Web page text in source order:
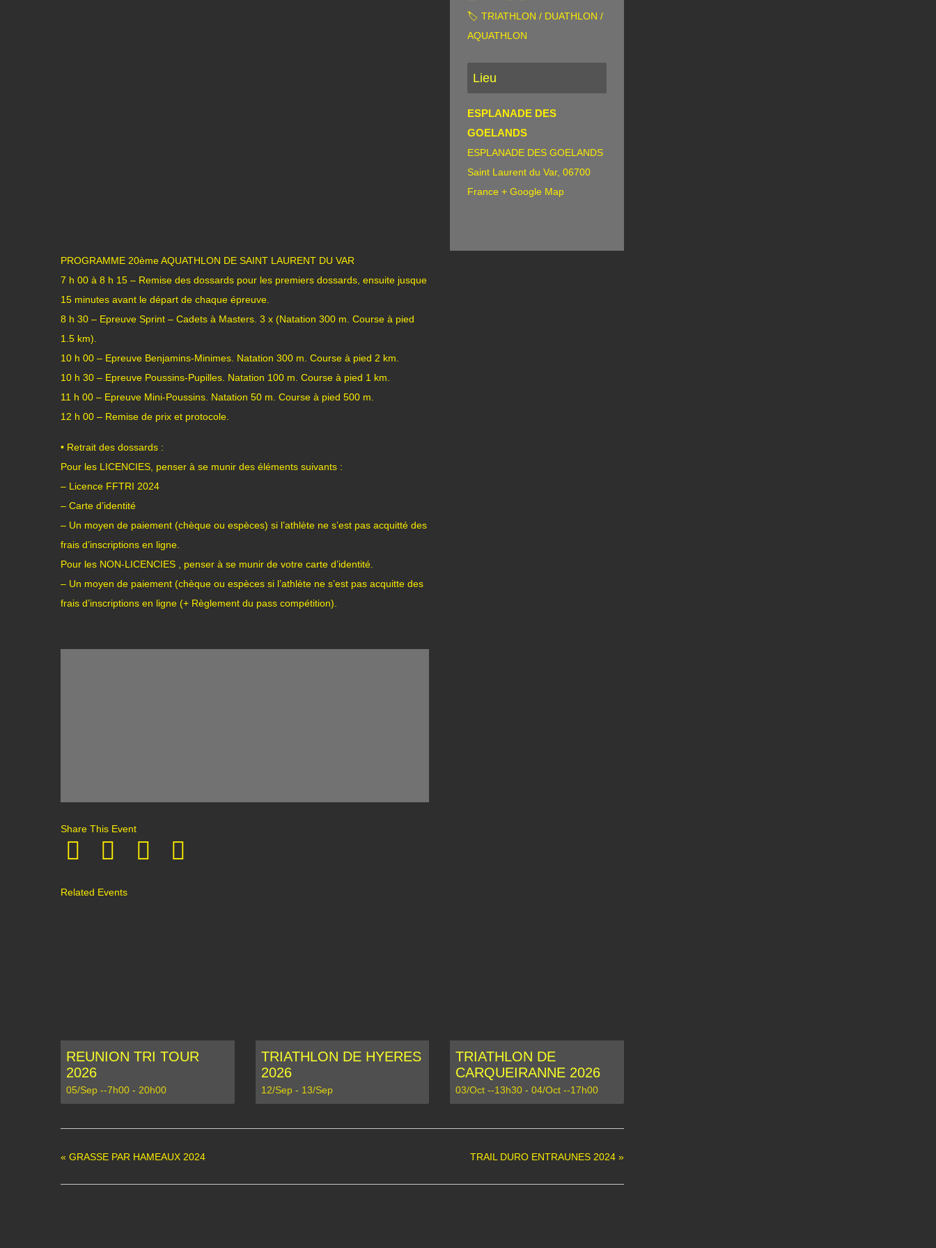
🏷 TRIATHLON / DUATHLON /
AQUATHLON
Lieu
ESPLANADE DES
GOELANDS
ESPLANADE DES GOELANDS
Saint Laurent du Var, 06700
France + Google Map
PROGRAMME 20ème AQUATHLON DE SAINT LAURENT DU VAR
7 h 00 à 8 h 15 – Remise des dossards pour les premiers dossards, ensuite jusque
15 minutes avant le départ de chaque épreuve.
8 h 30 – Epreuve Sprint – Cadets à Masters. 3 x (Natation 300 m. Course à pied
1.5 km).
10 h 00 – Epreuve Benjamins-Minimes. Natation 300 m. Course à pied 2 km.
10 h 30 – Epreuve Poussins-Pupilles. Natation 100 m. Course à pied 1 km.
11 h 00 – Epreuve Mini-Poussins. Natation 50 m. Course à pied 500 m.
12 h 00 – Remise de prix et protocole.
• Retrait des dossards :
Pour les LICENCIES, penser à se munir des éléments suivants :
– Licence FFTRI 2024
– Carte d’identité
– Un moyen de paiement (chèque ou espèces) si l’athlète ne s’est pas acquitté des
frais d’inscriptions en ligne.
Pour les NON-LICENCIES , penser à se munir de votre carte d’identité.
– Un moyen de paiement (chèque ou espèces si l’athlète ne s’est pas acquitte des
frais d’inscriptions en ligne (+ Règlement du pass compétition).
Share This Event
Related Events
REUNION TRI TOUR
2026
05/Sep --7h00 - 20h00
TRIATHLON DE HYERES
2026
12/Sep- 13/Sep
TRIATHLON DE
CARQUEIRANNE 2026
03/Oct --13h30 -04/Oct --17h00
« GRASSE PAR HAMEAUX 2024 TRAIL DURO ENTRAUNES 2024 »